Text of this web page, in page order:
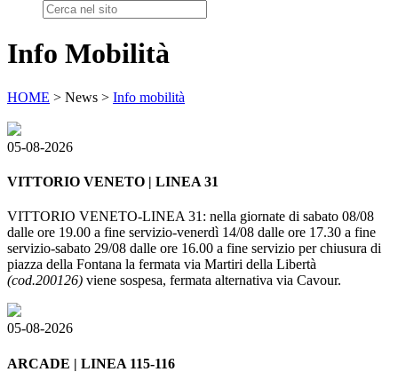
Info Mobilità
HOME > News > Info mobilità
05-08-2026
VITTORIO VENETO | LINEA 31
VITTORIO VENETO-LINEA 31: nella giornate di sabato 08/08
dalle ore 19.00 a fine servizio-venerdì 14/08 dalle ore 17.30 a fine
servizio-sabato 29/08 dalle ore 16.00 a fine servizio per chiusura di
piazza della Fontana la fermata via Martiri della Libertà
(cod.200126) viene sospesa, fermata alternativa via Cavour.
05-08-2026
ARCADE | LINEA 115-116